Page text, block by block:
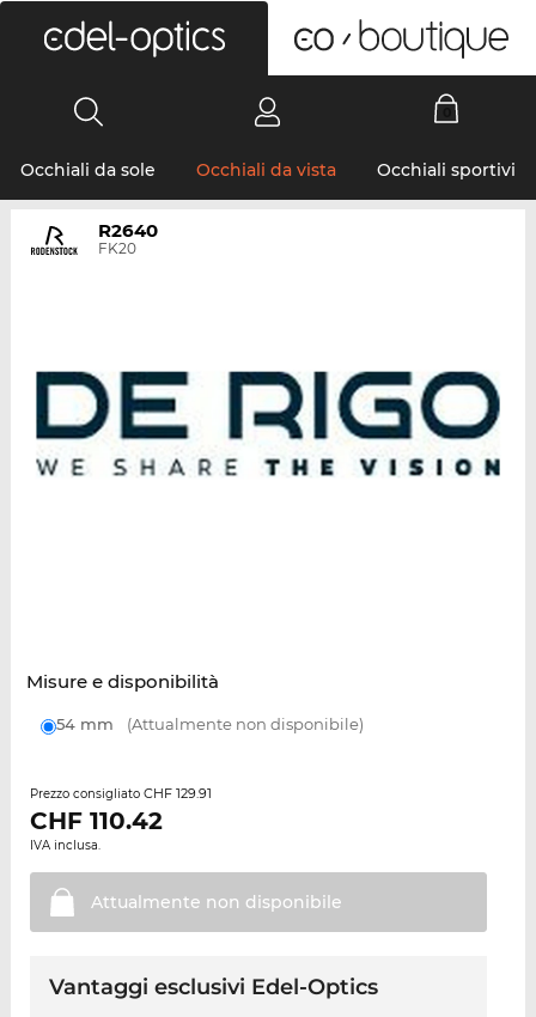
Occhiali da sole Occhiali da vista Occhiali sportivi
R2640
FK20
Misure e disponibilità
54 mm (Attualmente non disponibile)
Prezzo consigliato CHF 129.91
CHF 110.42
IVA inclusa.
Attualmente non disponibile
Vantaggi esclusivi Edel-Optics